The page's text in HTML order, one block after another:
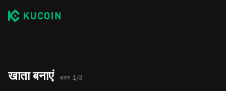
खाता बनाएं चरण 1/3